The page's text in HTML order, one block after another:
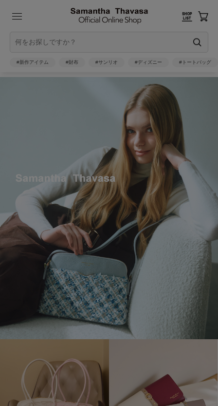
#新作アイテム #財布 #サンリオ #ディズニー #トートバッグ